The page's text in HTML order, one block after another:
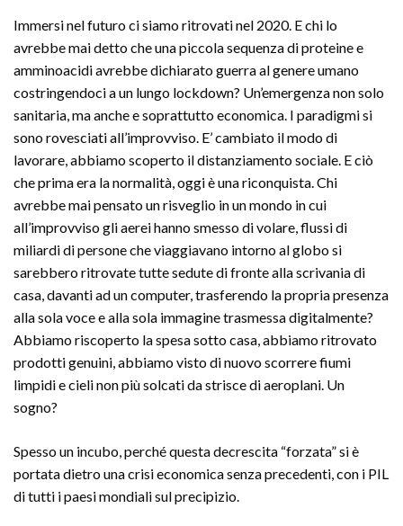
Immersi nel futuro ci siamo ritrovati nel 2020. E chi lo
avrebbe mai detto che una piccola sequenza di proteine e
amminoacidi avrebbe dichiarato guerra al genere umano
costringendoci a un lungo lockdown? Un’emergenza non solo
sanitaria, ma anche e soprattutto economica. I paradigmi si
sono rovesciati all’improvviso. E’ cambiato il modo di
lavorare, abbiamo scoperto il distanziamento sociale. E ciò
che prima era la normalità, oggi è una riconquista. Chi
avrebbe mai pensato un risveglio in un mondo in cui
all’improvviso gli aerei hanno smesso di volare, flussi di
miliardi di persone che viaggiavano intorno al globo si
sarebbero ritrovate tutte sedute di fronte alla scrivania di
casa, davanti ad un computer, trasferendo la propria presenza
alla sola voce e alla sola immagine trasmessa digitalmente?
Abbiamo riscoperto la spesa sotto casa, abbiamo ritrovato
prodotti genuini, abbiamo visto di nuovo scorrere fiumi
limpidi e cieli non più solcati da strisce di aeroplani. Un
sogno?
Spesso un incubo, perché questa decrescita “forzata” si è
portata dietro una crisi economica senza precedenti, con i PIL
di tutti i paesi mondiali sul precipizio.